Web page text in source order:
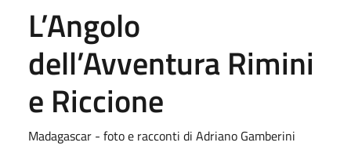
L’Angolo
dell’Avventura Rimini
e Riccione
Madagascar - foto e racconti di Adriano Gamberini